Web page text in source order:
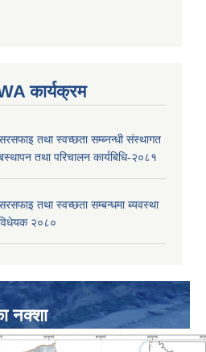
कार्यक्रम
तथा स्वच्छता सम्ब्नन्धी संस्थागत
तथा परिचालन कार्यबिधि-२०८१
तथा स्वच्छता सम्बन्धमा ब्यवस्था
२०८०
नक्शा